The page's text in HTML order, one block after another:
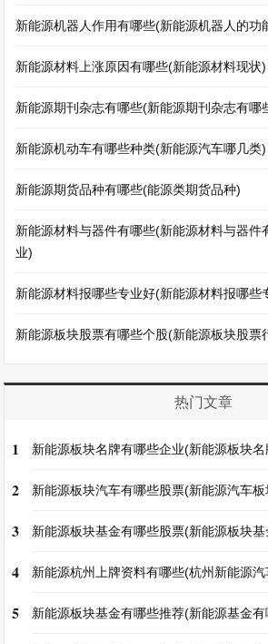
新能源机器人作用有哪些(新能源机器人的功
新能源材料上涨原因有哪些(新能源材料现状)
新能源期刊杂志有哪些(新能源期刊杂志有哪
新能源机动车有哪些种类(新能源汽车哪几类)
新能源期货品种有哪些(能源类期货品种)
新能源材料与器件有哪些(新能源材料与器件
业)
新能源材料报哪些专业好(新能源材料报哪些
新能源板块股票有哪些个股(新能源板块股票
热门文章
1 新能源板块名牌有哪些企业(新能源板块
2 新能源板块汽车有哪些股票(新能源汽车
3 新能源板块基金有哪些股票(新能源板块基
4 新能源杭州上牌资料有哪些(杭州新能源
5 新能源板块基金有哪些推荐(新能源基金